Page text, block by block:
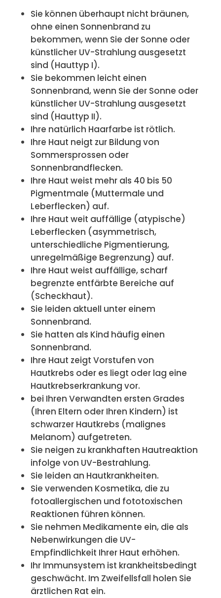
Sie können überhaupt nicht bräunen,
ohne einen Sonnenbrand zu
bekommen, wenn Sie der Sonne oder
künstlicher UV-Strahlung ausgesetzt
sind (Hauttyp I).
Sie bekommen leicht einen
Sonnenbrand, wenn Sie der Sonne oder
künstlicher UV-Strahlung ausgesetzt
sind (Hauttyp II).
Ihre natürlich Haarfarbe ist rötlich.
Ihre Haut neigt zur Bildung von
Sommersprossen oder
Sonnenbrandflecken.
Ihre Haut weist mehr als 40 bis 50
Pigmentmale (Muttermale und
Leberflecken) auf.
Ihre Haut weit auffällige (atypische)
Leberflecken (asymmetrisch,
unterschiedliche Pigmentierung,
unregelmäßige Begrenzung) auf.
Ihre Haut weist auffällige, scharf
begrenzte entfärbte Bereiche auf
(Scheckhaut).
Sie leiden aktuell unter einem
Sonnenbrand.
Sie hatten als Kind häufig einen
Sonnenbrand.
Ihre Haut zeigt Vorstufen von
Hautkrebs oder es liegt oder lag eine
Hautkrebserkrankung vor.
bei Ihren Verwandten ersten Grades
(Ihren Eltern oder Ihren Kindern) ist
schwarzer Hautkrebs (malignes
Melanom) aufgetreten.
Sie neigen zu krankhaften Hautreaktion
infolge von UV-Bestrahlung.
Sie leiden an Hautkrankheiten.
Sie verwenden Kosmetika, die zu
fotoallergischen und fototoxischen
Reaktionen führen können.
Sie nehmen Medikamente ein, die als
Nebenwirkungen die UV-
Empfindlichkeit Ihrer Haut erhöhen.
Ihr Immunsystem ist krankheitsbedingt
geschwächt. Im Zweifellsfall holen Sie
ärztlichen Rat ein.